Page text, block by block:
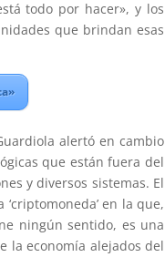
todo por hacer», y los
que brindan esas
alertó en cambio
que están fuera del
y diversos sistemas. El
en la que,
ningún sentido, es una
la economía alejados del